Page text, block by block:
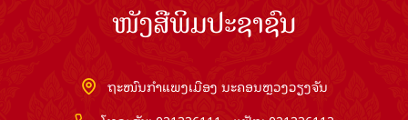
ໜັງສືພິມປະຊາຊົນ
ຖະໜົນກຳແພງເມືອງ ນະຄອນຫຼວງວຽງຈັນ